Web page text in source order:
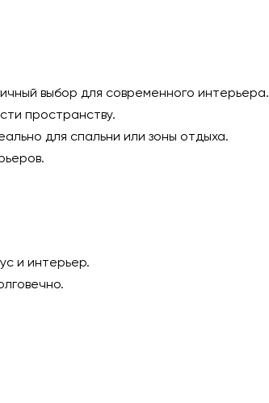
выбор для современного интерьера.
пространству.
для спальни или зоны отдыха.
и интерьер.